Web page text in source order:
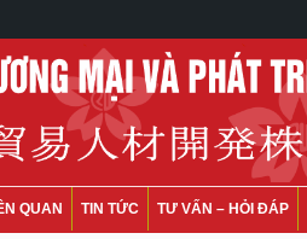
QUAN TIN TỨC TƯ VẤN – HỎI ĐÁP